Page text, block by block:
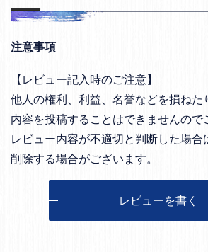
注意事項
【レビュー記入時のご注意】
他人の権利、利益、名誉などを損ねた
内容を投稿することはできませんので
レビュー内容が不適切と判断した場
削除する場合がございます。
レビューを書く